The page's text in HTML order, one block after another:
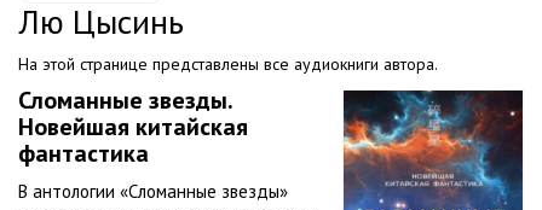
Лю Цысинь
На этой странице представлены все аудиокниги автора.
Сломанные звезды.
Новейшая китайская
фантастика
В антологии «Сломанные звезды»